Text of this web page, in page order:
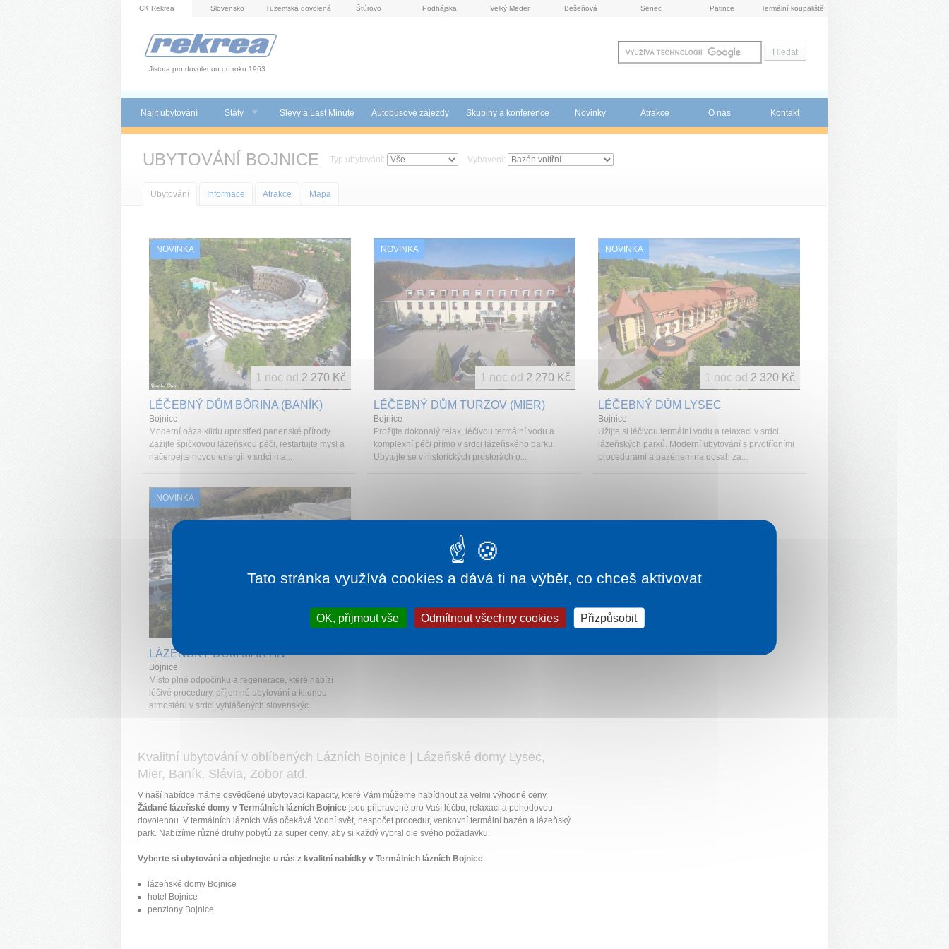
CK Rekrea Slovensko Tuzemská dovolená Štúrovo Podhájska Velký Meder Bešeňová Senec Patince Termální koupaliště
Jistota pro dovolenou od roku 1963
Najít ubytování Státy Slevy a Last Minute Autobusové zájezdy Skupiny a konference Novinky Atrakce O nás Kontakt
UBYTOVÁNÍ BOJNICE Typ ubytování: Vybavení:
Ubytování Informace Atrakce Mapa
NOVINKA
LÉČEBNÝ DŮM BÔRINA (BANÍK)
Bojnice
Moderní oáza klidu uprostřed panenské přírody.
Zažijte špičkovou lázeňskou péči, restartujte mysl a
načerpejte novou energii v srdci ma...
1 noc od 2 270 Kč
NOVINKA
LÉČEBNÝ DŮM TURZOV (MIER)
Bojnice
Prožijte dokonalý relax, léčivou termální vodu a
komplexní péči přímo v srdci lázeňského parku.
Ubytujte se v historických prostorách o...
1 noc od 2 270 Kč
NOVINKA
LÉČEBNÝ DŮM LYSEC
Bojnice
Užijte si léčivou termální vodu a relaxaci v srdci
lázeňských parků. Moderní ubytování s prvotřídními
procedurami a bazénem na dosah za...
1 noc od 2 320 Kč
NOVINKA
LÁZEŇSKÝ DŮM MARTIN
Bojnice
Místo plné odpočinku a regenerace, které nabízí
léčivé procedury, příjemné ubytování a klidnou
atmosféru v srdci vyhlášených slovenskýc...
2 830 Kč
Kvalitní ubytování v oblíbených Lázních Bojnice | Lázeňské domy Lysec,
Mier, Baník, Slávia, Zobor atd.
V naší nabídce máme osvědčené ubytovací kapacity, které Vám můžeme nabídnout za velmi výhodné ceny.
Žádané lázeňské domy v Termálních lázních Bojnice jsou připravené pro Vaší léčbu, relaxaci a pohodovou
dovolenou. V termálních lázních Vás očekává Vodní svět, nespočet procedur, venkovní termální bazén a lázeňský
park. Nabízíme různé druhy pobytů za super ceny, aby si každý vybral dle svého požadavku.
Vyberte si ubytování a objednejte u nás z kvalitní nabídky v Termálních lázních Bojnice
lázeňské domy Bojnice
hotel Bojnice
penziony Bojnice
Tato stránka využívá cookies a dává ti na výběr, co chceš aktivovat
OK, přijmout vše Odmítnout všechny cookies Přizpůsobit